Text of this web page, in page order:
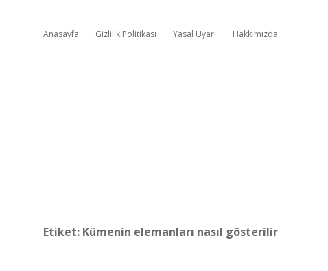
Anasayfa Gizlilik Politikası Yasal Uyarı Hakkımızda
Etiket: Kümenin elemanları nasıl gösterilir